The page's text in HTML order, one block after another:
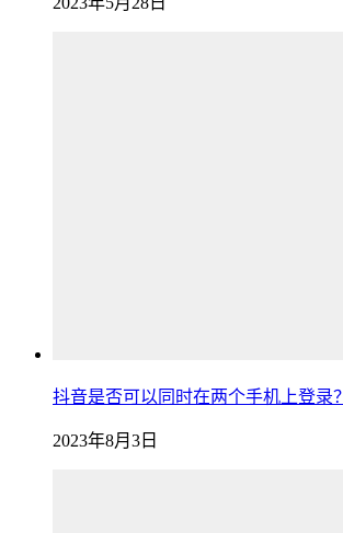
抖音是否可以同时在两个手机上登录？
2023年8月3日